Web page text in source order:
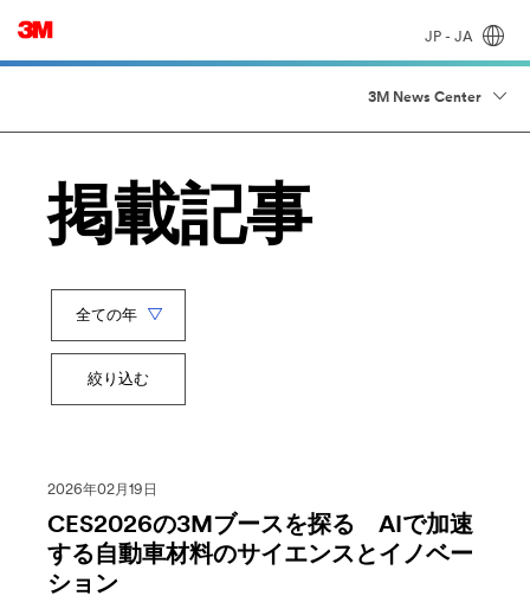
JP - JA
3M News Center
掲載記事
絞り込む
2026年02月19日
CES2026の3Mブースを探る AIで加速
する自動車材料のサイエンスとイノベー
ション